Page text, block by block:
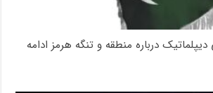
دیپلماتیک درباره منطقه و تنگه هرمز ادامه